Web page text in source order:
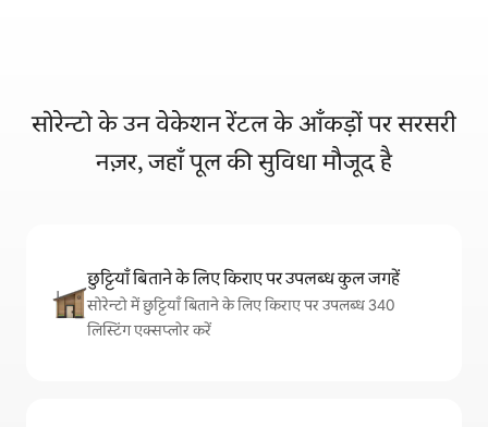
सोरेन्टो के उन वेकेशन रेंटल के आँकड़ों पर सरसरी
नज़र, जहाँ पूल की सुविधा मौजूद है
छुट्टियाँ बिताने के लिए किराए पर उपलब्ध कुल जगहें
सोरेन्टो में छुट्टियाँ बिताने के लिए किराए पर उपलब्ध 340
लिस्टिंग एक्सप्लोर करें